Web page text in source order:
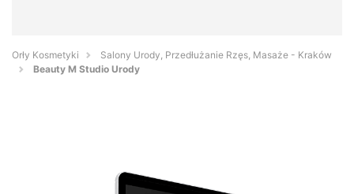
Orły Kosmetyki
Salony Urody, Przedłużanie Rzęs, Masaże - Kraków
Beauty M Studio Urody